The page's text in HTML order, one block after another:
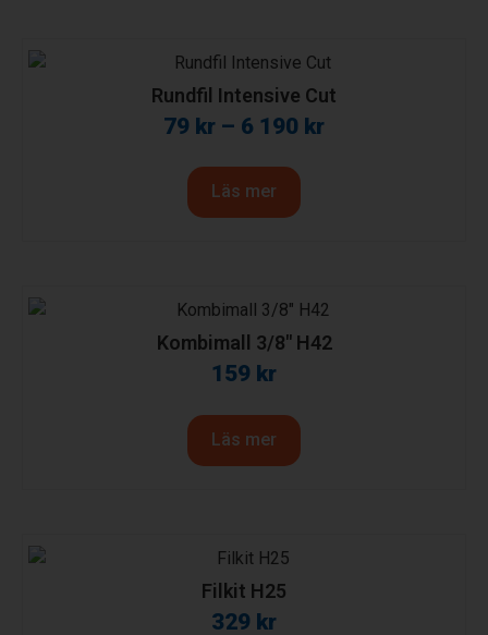
Rundfil Intensive Cut
79 kr – 6 190 kr
Läs mer
Kombimall 3/8″ H42
159 kr
Läs mer
Filkit H25
329 kr